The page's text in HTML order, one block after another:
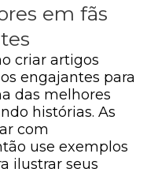
em fãs
criar artigos
engajantes para
das melhores
histórias. As
com
use exemplos
ilustrar seus